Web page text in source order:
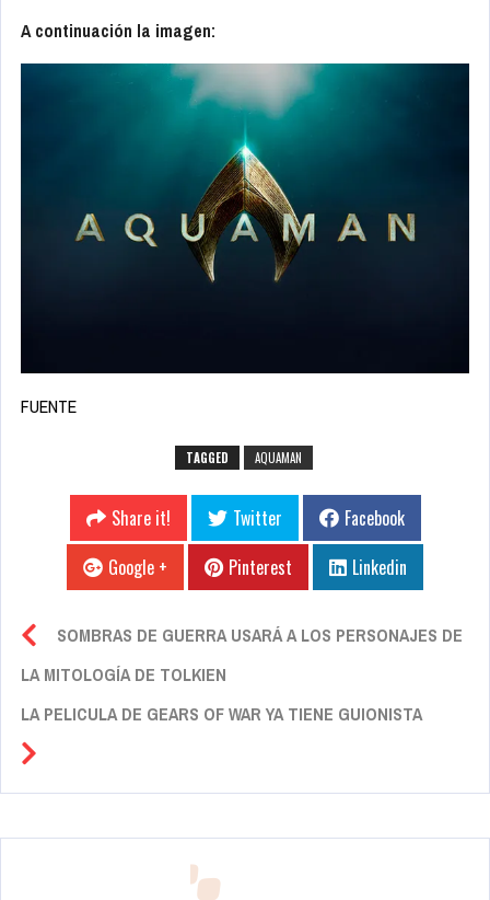
A continuación la imagen:
FUENTE
TAGGED AQUAMAN
Share it! Twitter
Facebook
Google +
Pinterest Linkedin
SOMBRAS DE GUERRA USARÁ A LOS PERSONAJES DE
LA MITOLOGÍA DE TOLKIEN
LA PELICULA DE GEARS OF WAR YA TIENE GUIONISTA